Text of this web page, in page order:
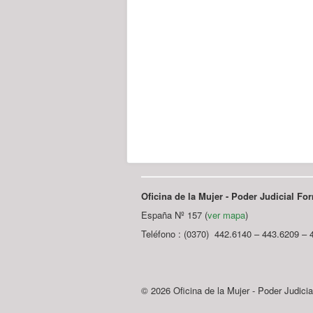
Oficina de la Mujer - Poder Judicial
España Nº 157 (ver mapa)
Teléfono : (0370) 442.6140 – 443.6209 –
© 2026 Oficina de la Mujer - Poder